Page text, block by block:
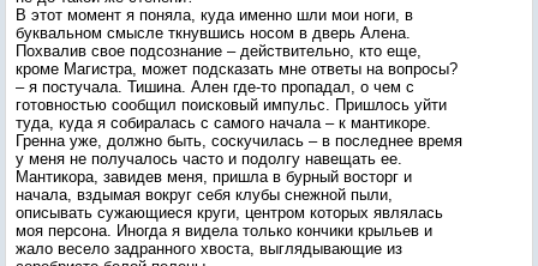
В этот момент я поняла, куда именно шли мои ноги, в
буквальном смысле ткнувшись носом в дверь Алена.
Похвалив свое подсознание – действительно, кто еще,
кроме Магистра, может подсказать мне ответы на вопросы?
– я постучала. Тишина. Ален где-то пропадал, о чем с
готовностью сообщил поисковый импульс. Пришлось уйти
туда, куда я собиралась с самого начала – к мантикоре.
Гренна уже, должно быть, соскучилась – в последнее время
у меня не получалось часто и подолгу навещать ее.
Мантикора, завидев меня, пришла в бурный восторг и
начала, вздымая вокруг себя клубы снежной пыли,
описывать сужающиеся круги, центром которых являлась
моя персона. Иногда я видела только кончики крыльев и
жало весело задранного хвоста, выглядывающие из